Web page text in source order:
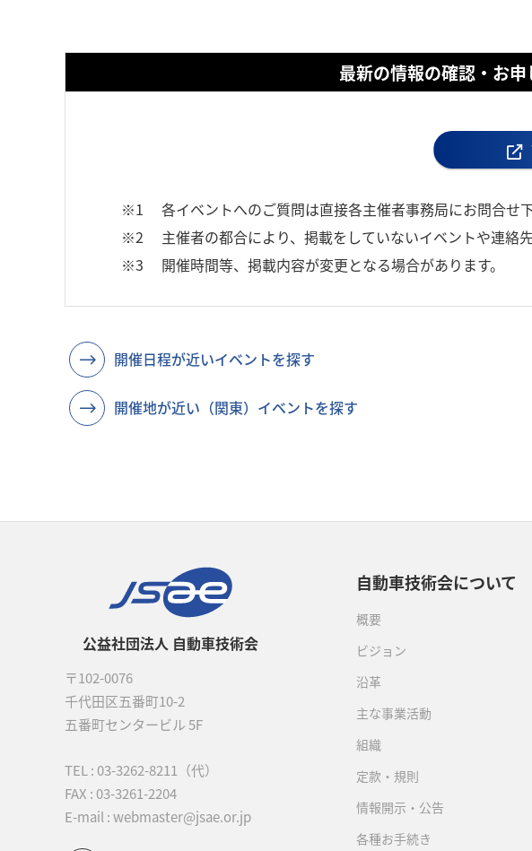
最新の情報の確認・お
※1
各イベントへのご質問は直接各主催者事務局にお問合せ下
※2
主催者の都合により、掲載をしていないイベントや連絡
※3
開催時間等、掲載内容が変更となる場合があります。
開催日程が近いイベントを探す
開催地が近い（関東）イベントを探す
公益社団法人 自動車技術会
〒102-0076
千代田区五番町10-2
五番町センタービル 5F
TEL : 03-3262-8211
（代）
FAX : 03-3261-2204
E-mail : webmaster@jsae.or.jp
自動車技術会について
概要
ビジョン
沿革
主な事業活動
組織
定款・規則
情報開示・公告
各種お手続き